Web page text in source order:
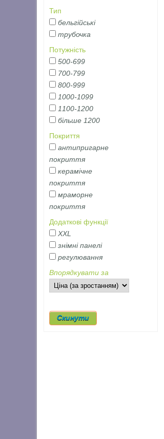
Тип
бельгійські
трубочка
Потужність
500-699
700-799
800-999
1000-1099
1100-1200
більше 1200
Покриття
антипригарне
покриття
керамічне
покриття
мраморне
покриття
Додаткові функції
XXL
знімні панелі
регулювання
Впорядкувати за